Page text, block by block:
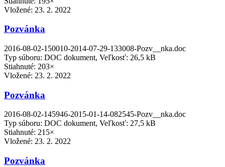
Vložené: 23. 2. 2022
Pozvánka
2016-08-02-150010-2014-07-29-133008-Pozv__nka.doc
Typ súboru: DOC dokument, Veľkosť: 26,5 kB
Stiahnuté: 203×
Vložené: 23. 2. 2022
Pozvánka
2016-08-02-145946-2015-01-14-082545-Pozv__nka.doc
Typ súboru: DOC dokument, Veľkosť: 27,5 kB
Stiahnuté: 215×
Vložené: 23. 2. 2022
Pozvánka